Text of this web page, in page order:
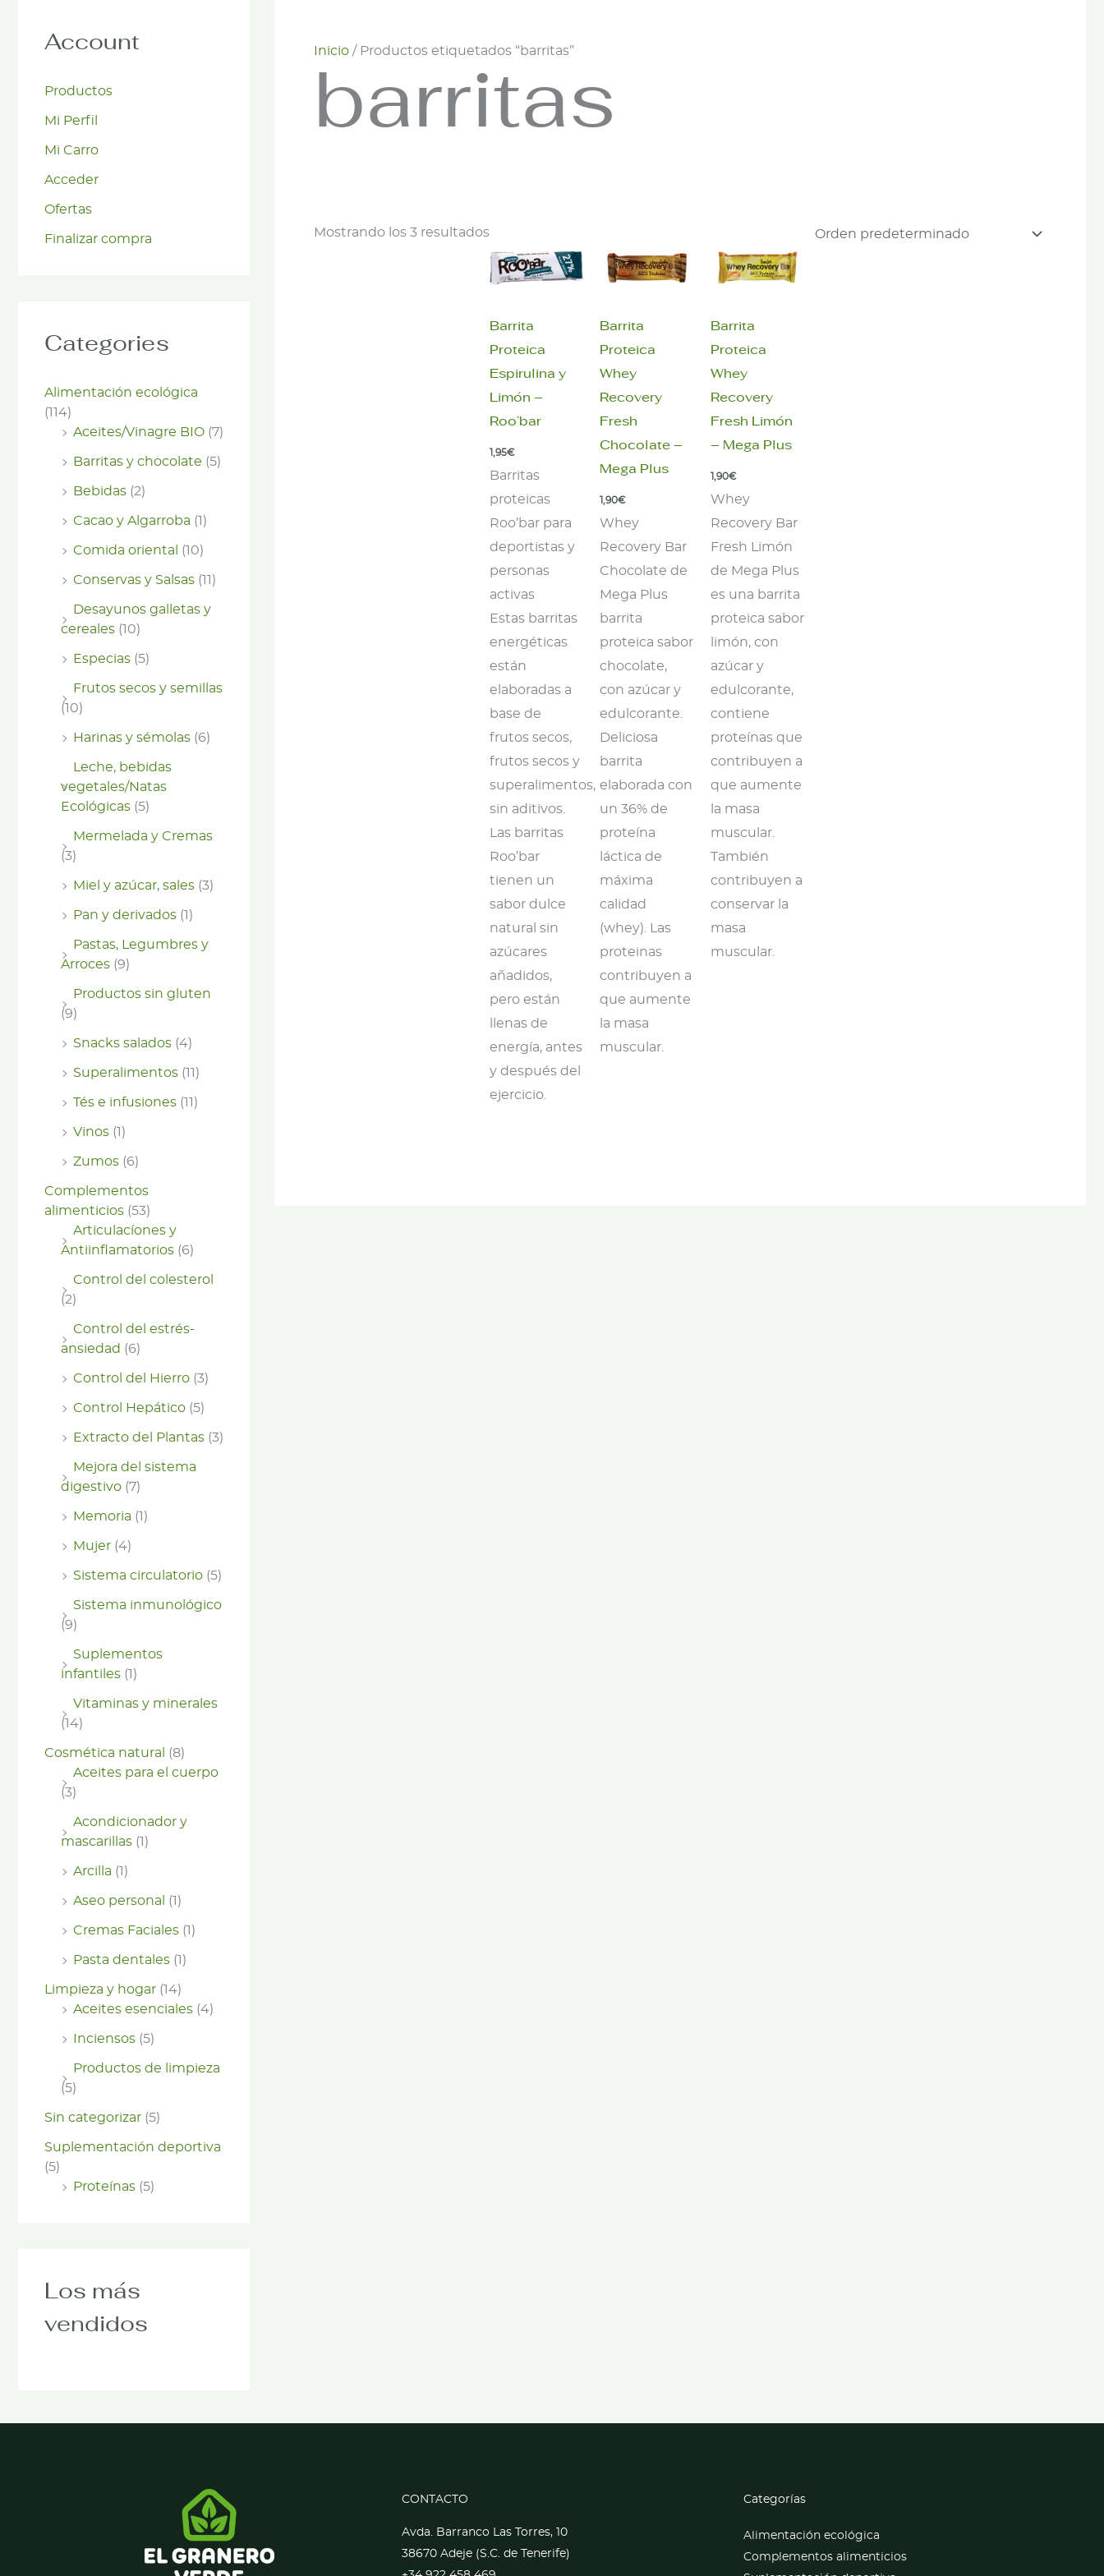
Account
Productos
Mi Perfil
Mi Carro
Acceder
Ofertas
Finalizar compra
Categories
Alimentación ecológica
(114)
Aceites/Vinagre BIO (7)
Barritas y chocolate (5)
Bebidas (2)
Cacao y Algarroba (1)
Comida oriental (10)
Conservas y Salsas (11)
Desayunos galletas y
cereales (10)
Especias (5)
Frutos secos y semillas
(10)
Harinas y sémolas (6)
Leche, bebidas
vegetales/Natas
Ecológicas (5)
Mermelada y Cremas
(3)
Miel y azúcar, sales (3)
Pan y derivados (1)
Pastas, Legumbres y
Arroces (9)
Productos sin gluten
(9)
Snacks salados (4)
Superalimentos (11)
Tés e infusiones (11)
Vinos (1)
Zumos (6)
Complementos
alimenticios (53)
Articulacíones y
Antiinflamatorios (6)
Control del colesterol
(2)
Control del estrés-
ansiedad (6)
Control del Hierro (3)
Control Hepático (5)
Extracto del Plantas (3)
Mejora del sistema
digestivo (7)
Memoria (1)
Mujer (4)
Sistema circulatorio (5)
Sistema inmunológico
(9)
Suplementos
infantiles (1)
Vitaminas y minerales
(14)
Cosmética natural
(8)
Aceites para el cuerpo
(3)
Acondicionador y
mascarillas (1)
Arcilla (1)
Aseo personal (1)
Cremas Faciales (1)
Pasta dentales (1)
Limpieza y hogar (14)
Aceites esenciales (4)
Inciensos (5)
Productos de limpieza
(5)
Sin categorizar (5)
Suplementación deportiva
(5)
Proteínas (5)
Los más
vendidos
Inicio / Productos etiquetados “barritas”
barritas
Mostrando los 3 resultados
Barrita
Proteica
Espirulina y
Limón –
Roo’bar
1,95€
Barritas
proteicas
Roo’bar para
deportistas y
personas
activas
Estas barritas
energéticas
están
elaboradas a
base de
frutos secos,
frutos secos y
superalimentos,
sin aditivos.
Las barritas
Roo’bar
tienen un
sabor dulce
natural sin
azúcares
añadidos,
pero están
llenas de
energía, antes
y después del
ejercicio.
Barrita
Proteica
Whey
Recovery
Fresh
Chocolate –
Mega Plus
1,90€
Whey
Recovery Bar
Chocolate de
Mega Plus
barrita
proteica sabor
chocolate,
con azúcar y
edulcorante.
Deliciosa
barrita
elaborada con
un 36% de
proteína
láctica de
máxima
calidad
(whey). Las
proteinas
contribuyen a
que aumente
la masa
muscular.
Barrita
Proteica
Whey
Recovery
Fresh Limón
– Mega Plus
1,90€
Whey
Recovery Bar
Fresh Limón
de Mega Plus
es una barrita
proteica sabor
limón, con
azúcar y
edulcorante,
contiene
proteínas que
contribuyen a
que aumente
la masa
muscular.
También
contribuyen a
conservar la
masa
muscular.
CONTACTO
Avda. Barranco Las Torres, 10
38670 Adeje (S.C. de Tenerife)
Categorías
Alimentación ecológica
Complementos alimenticios